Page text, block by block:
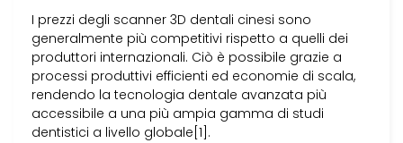
I prezzi degli scanner 3D dentali cinesi sono
generalmente più competitivi rispetto a quelli dei
produttori internazionali. Ciò è possibile grazie a
processi produttivi efficienti ed economie di scala,
rendendo la tecnologia dentale avanzata più
accessibile a una più ampia gamma di studi
dentistici a livello globale[1].